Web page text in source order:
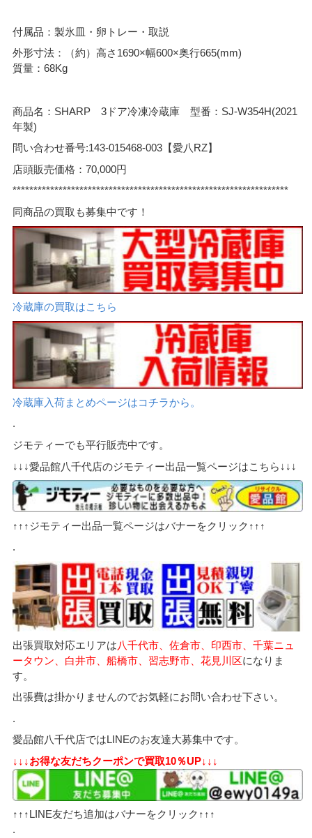
付属品：製氷皿・卵トレー・取説
外形寸法：（約）高さ1690×幅600×奥行665(mm)
質量：68Kg
商品名：SHARP 3ドア冷凍冷蔵庫 型番：SJ-W354H(2021
年製)
問い合わせ番号:143-015468-003【愛八RZ】
店頭販売価格：70,000円
******************************************************************
同商品の買取も募集中です！
冷蔵庫の買取はこちら
冷蔵庫入荷まとめページはコチラから。
.
ジモティーでも平行販売中です。
↓↓↓愛品館八千代店のジモティー出品一覧ページはこちら↓↓↓
↑↑↑ジモティー出品一覧ページはバナーをクリック↑↑↑
.
出張買取対応エリアは八千代市、佐倉市、印西市、千葉ニュ
ータウン、白井市、船橋市、習志野市、花見川区になりま
す。
出張費は掛かりませんのでお気軽にお問い合わせ下さい。
.
愛品館八千代店ではLINEのお友達大募集中です。
↓↓↓お得な友だちクーポンで買取10％UP↓↓↓
↑↑↑LINE友だち追加はバナーをクリック↑↑↑
.